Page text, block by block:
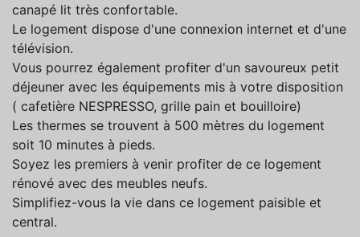
canapé lit très confortable.
Le logement dispose d'une connexion internet et d'une
télévision.
Vous pourrez également profiter d'un savoureux petit
déjeuner avec les équipements mis à votre disposition
( cafetière NESPRESSO, grille pain et bouilloire)
Les thermes se trouvent à 500 mètres du logement
soit 10 minutes à pieds.
Soyez les premiers à venir profiter de ce logement
rénové avec des meubles neufs.
Simplifiez-vous la vie dans ce logement paisible et
central.